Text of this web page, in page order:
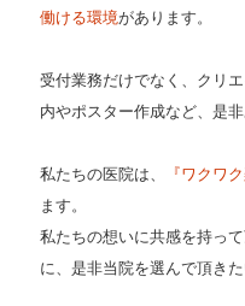
働ける環境があります。
受付業務だけでなく、クリ
内やポスター作成など、是
私たちの医院は、 『ワクワ
ます。
私たちの想いに共感を持っ
に、是非当院を選んで頂き